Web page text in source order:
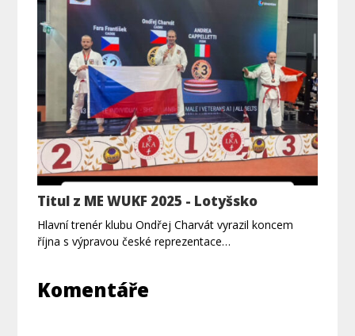
Titul z ME WUKF 2025 - Lotyšsko
Hlavní trenér klubu Ondřej Charvát vyrazil koncem
října s výpravou české reprezentace…
Komentáře